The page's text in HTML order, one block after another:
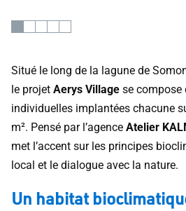
Situé le long de la lagune de
le projet Aerys Village se compose
individuelles implantées chacune
m². Pensé par l’agence Atelier
met l’accent sur les principes
local et le dialogue avec la nature.
Un habitat